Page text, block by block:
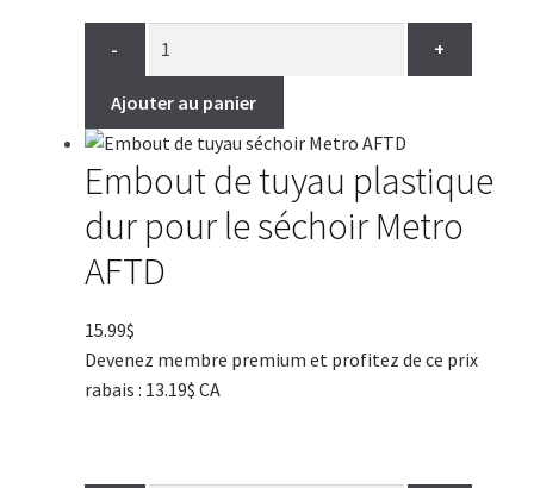
- +
Ajouter au panier
Embout de tuyau plastique
dur pour le séchoir Metro
AFTD
15.99$
Devenez membre premium et profitez de ce prix
rabais : 13.19$ CA